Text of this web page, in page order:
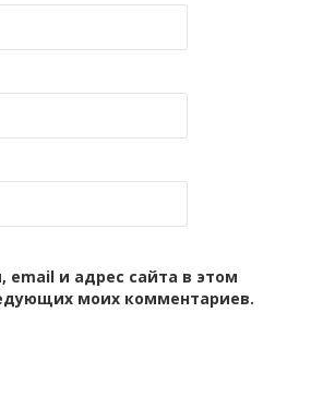
email и адрес сайта в этом
моих комментариев.